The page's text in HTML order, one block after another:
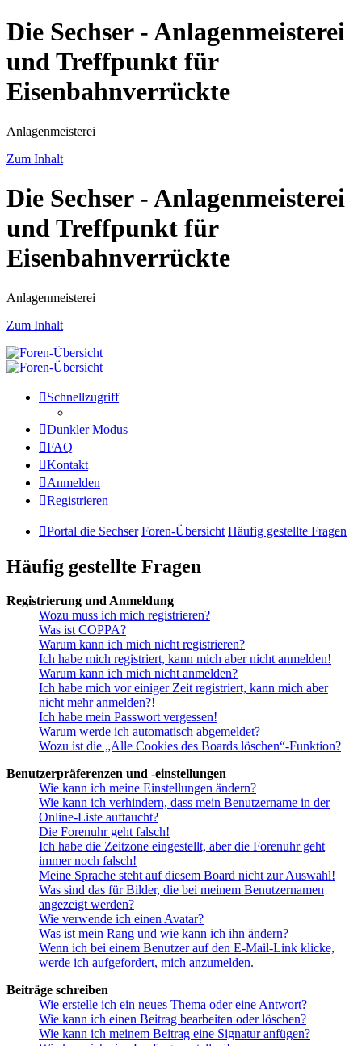
Die Sechser - Anlagenmeisterei
und Treffpunkt für
Eisenbahnverrückte
Anlagenmeisterei
Zum Inhalt
Die Sechser - Anlagenmeisterei
und Treffpunkt für
Eisenbahnverrückte
Anlagenmeisterei
Zum Inhalt
Schnellzugriff
Dunkler Modus
FAQ
Kontakt
Anmelden
Registrieren
Portal die Sechser Foren-Übersicht Häufig gestellte Fragen
Häufig gestellte Fragen
Registrierung und Anmeldung
Wozu muss ich mich registrieren?
Was ist COPPA?
Warum kann ich mich nicht registrieren?
Ich habe mich registriert, kann mich aber nicht anmelden!
Warum kann ich mich nicht anmelden?
Ich habe mich vor einiger Zeit registriert, kann mich aber
nicht mehr anmelden?!
Ich habe mein Passwort vergessen!
Warum werde ich automatisch abgemeldet?
Wozu ist die „Alle Cookies des Boards löschen“-Funktion?
Benutzerpräferenzen und -einstellungen
Wie kann ich meine Einstellungen ändern?
Wie kann ich verhindern, dass mein Benutzername in der
Online-Liste auftaucht?
Die Forenuhr geht falsch!
Ich habe die Zeitzone eingestellt, aber die Forenuhr geht
immer noch falsch!
Meine Sprache steht auf diesem Board nicht zur Auswahl!
Was sind das für Bilder, die bei meinem Benutzernamen
angezeigt werden?
Wie verwende ich einen Avatar?
Was ist mein Rang und wie kann ich ihn ändern?
Wenn ich bei einem Benutzer auf den E-Mail-Link klicke,
werde ich aufgefordert, mich anzumelden.
Beiträge schreiben
Wie erstelle ich ein neues Thema oder eine Antwort?
Wie kann ich einen Beitrag bearbeiten oder löschen?
Wie kann ich meinem Beitrag eine Signatur anfügen?